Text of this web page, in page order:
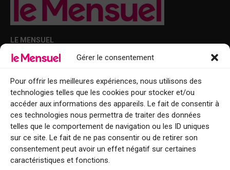
Gérer le consentement
Pour offrir les meilleures expériences, nous utilisons des
technologies telles que les cookies pour stocker et/ou
accéder aux informations des appareils. Le fait de consentir à
ces technologies nous permettra de traiter des données
telles que le comportement de navigation ou les ID uniques
sur ce site. Le fait de ne pas consentir ou de retirer son
consentement peut avoir un effet négatif sur certaines
caractéristiques et fonctions.
LE MENSUEL
Points de diffusion Var et Alpes-Maritimes : oû trouver Le Mensuel ?
Le Mensuel en PDF : consultez le magazine en ligne
Qui sommes-nous ?
BFM Top Sorties
EVENT
Tourisme week-end : envie de vous évader le temps d’un week-end ou